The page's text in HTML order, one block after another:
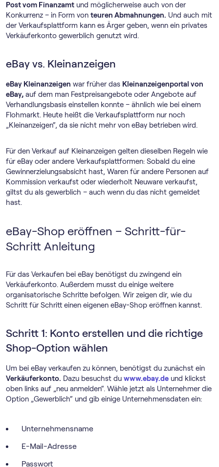
Post vom Finanzamt und möglicherweise auch von der
Konkurrenz – in Form von teuren Abmahnungen. Und auch mit
der Verkaufsplattform kann es Ärger geben, wenn ein privates
Verkäuferkonto gewerblich genutzt wird.
eBay vs. Kleinanzeigen
eBay Kleinanzeigen war früher das Kleinanzeigenportal von
eBay, auf dem man Festpreisangebote oder Angebote auf
Verhandlungsbasis einstellen konnte – ähnlich wie bei einem
Flohmarkt. Heute heißt die Verkaufsplattform nur noch
„Kleinanzeigen“, da sie nicht mehr von eBay betrieben wird.
Für den Verkauf auf Kleinanzeigen gelten dieselben Regeln wie
für eBay oder andere Verkaufsplattformen: Sobald du eine
Gewinnerzielungsabsicht hast, Waren für andere Personen auf
Kommission verkaufst oder wiederholt Neuware verkaufst,
giltst du als gewerblich – auch wenn du das nicht gemeldet
hast.
eBay-Shop eröffnen – Schritt-für-
Schritt Anleitung
Für das Verkaufen bei eBay benötigst du zwingend ein
Verkäuferkonto. Außerdem musst du einige weitere
organisatorische Schritte befolgen. Wir zeigen dir, wie du
Schritt für Schritt einen eigenen eBay-Shop eröffnen kannst.
Schritt 1: Konto erstellen und die richtige
Shop-Option wählen
Um bei eBay verkaufen zu können, benötigst du zunächst ein
Verkäuferkonto. Dazu besuchst du www.ebay.de und klickst
oben links auf „neu anmelden“. Wähle jetzt als Unternehmer die
Option „Gewerblich“ und gib einige Unternehmensdaten ein:
Unternehmensname
E-Mail-Adresse
Passwort